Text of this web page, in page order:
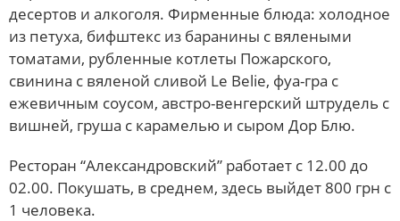
десертов и алкоголя. Фирменные блюда: холодное
из петуха, бифштекс из баранины с вялеными
томатами, рубленные котлеты Пожарского,
свинина с вяленой сливой Le Belie, фуа-гра с
ежевичным соусом, австро-венгерский штрудель с
вишней, груша с карамелью и сыром Дор Блю.
Ресторан “Александровский” работает с 12.00 до
02.00. Покушать, в среднем, здесь выйдет 800 грн с
1 человека.